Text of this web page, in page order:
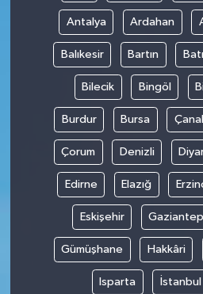
Antalya Ardahan
Balıkesir Bartın
Bilecik Bingöl
Burdur Bursa
Çorum Denizli
Edirne Elazığ
Eskişehir Gaziantep
Gümüşhane Hakkâri
Isparta İstanbul